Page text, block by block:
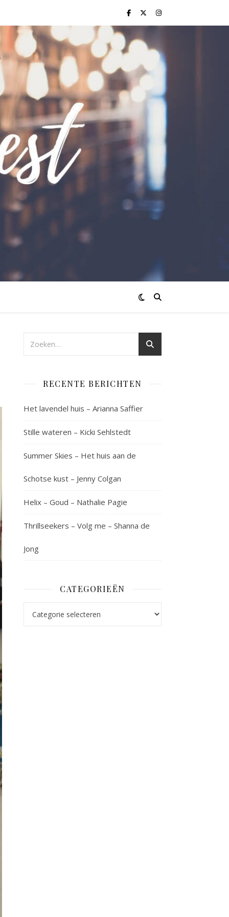
RECENTE BERICHTEN
Het lavendel huis – Arianna Saffier
Stille wateren – Kicki Sehlstedt
Summer Skies – Het huis aan de
Schotse kust – Jenny Colgan
Helix – Goud – Nathalie Pagie
Thrillseekers – Volg me – Shanna de
Jong
CATEGORIEËN